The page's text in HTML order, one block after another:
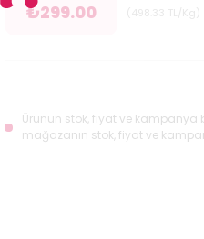
₺299.00
Ürünün stok, fiyat ve kampanya
mağazanın stok, fiyat ve